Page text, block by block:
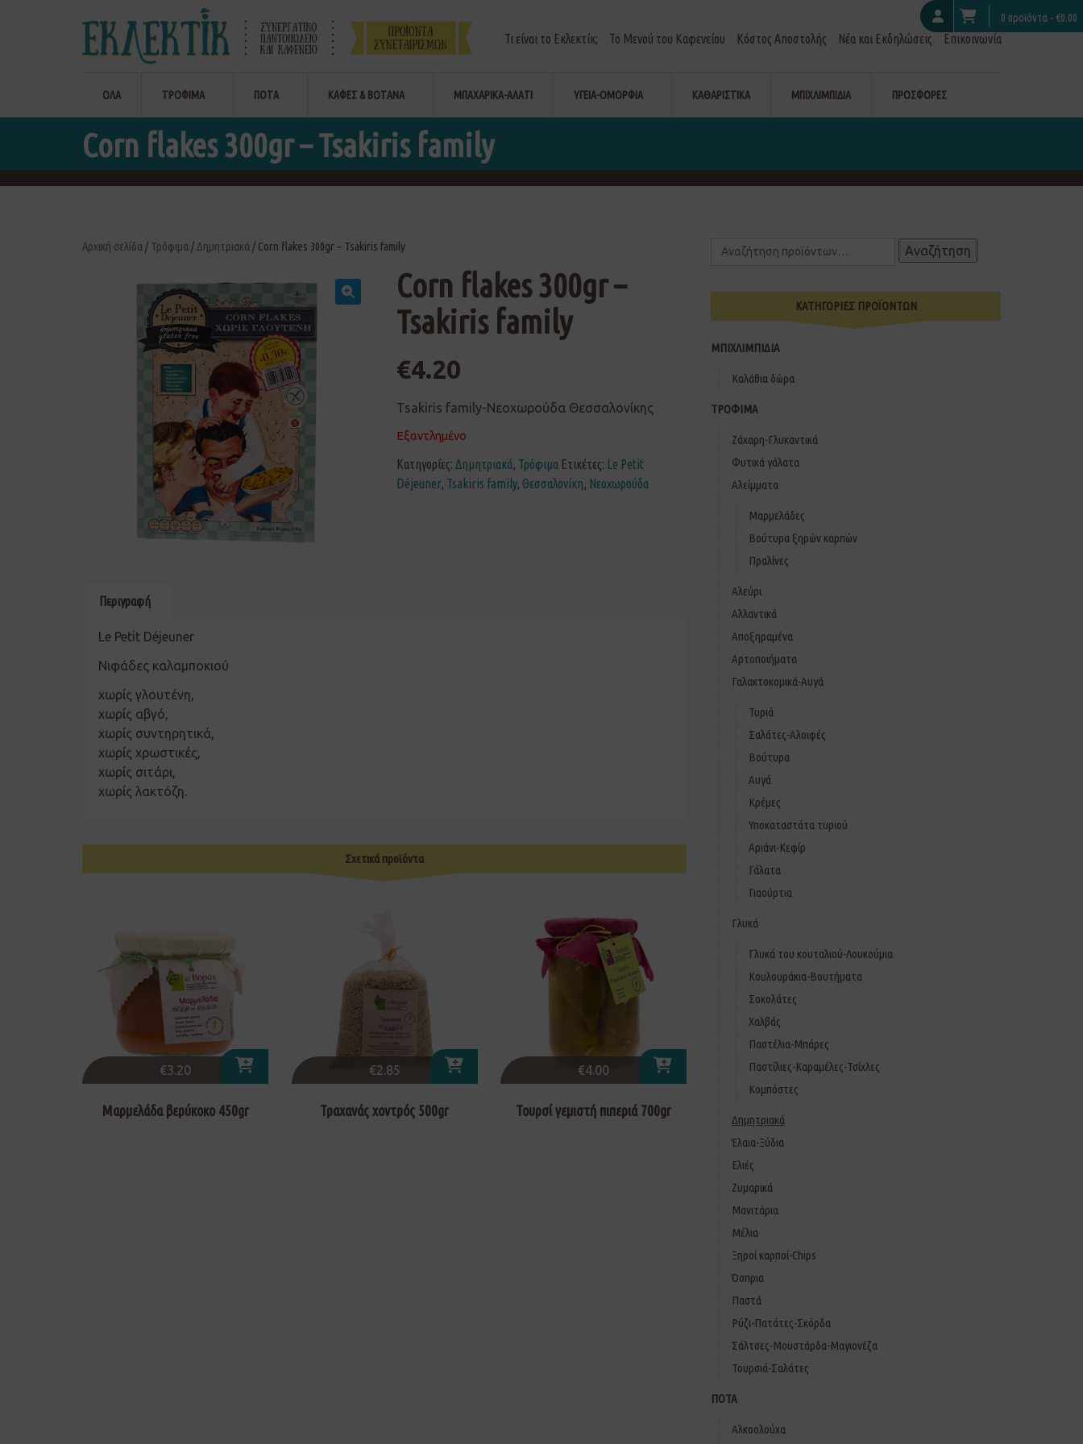
0 προϊόντα - €0.00
Τι είναι το Εκλεκτίκ; Το Μενού του Καφενείου Κόστος Αποστολής Νέα και Εκδηλώσεις Επικοινωνία
ΟΛΑ ΤΡΟΦΙΜΑ ΠΟΤΑ ΚΑΦΕΣ & ΒΟΤΑΝΑ ΜΠΑΧΑΡΙΚΑ-ΑΛΑΤΙ ΥΓΕΙΑ-ΟΜΟΡΦΙΑ ΚΑΘΑΡΙΣΤΙΚΑ ΜΠΙΧΛΙΜΠΙΔΙΑ ΠΡΟΣΦΟΡΕΣ
Corn flakes 300gr – Tsakiris family
Αρχική σελίδα / Τρόφιμα / Δημητριακά / Corn flakes 300gr – Tsakiris family
Corn flakes 300gr –
Tsakiris family
€4.20
Tsakiris family-Νεοχωρούδα Θεσσαλονίκης
Εξαντλημένο
Κατηγορίες: Δημητριακά, Τρόφιμα Ετικέτες: Le Petit
Déjeuner, Tsakiris family, Θεσσαλονίκη, Νεοχωρούδα
Περιγραφή
Le Petit Déjeuner
Νιφάδες καλαμποκιού
χωρίς γλουτένη,
χωρίς αβγό,
χωρίς συντηρητικά,
χωρίς χρωστικές,
χωρίς σιτάρι,
χωρίς λακτόζη.
Σχετικά προϊόντα
€3.20
Μαρμελάδα βερύκοκο 450gr
€2.85
Τραχανάς χοντρός 500gr
€4.00
Τουρσί γεμιστή πιπεριά 700gr
Αναζήτηση
ΚΑΤΗΓΟΡΙΕΣ ΠΡΟΪΟΝΤΩΝ
ΜΠΙΧΛΙΜΠΙΔΙΑ
Καλάθια δώρα
ΤΡΟΦΙΜΑ
Ζάχαρη-Γλυκαντικά
Φυτικά γάλατα
Αλείμματα
Μαρμελάδες
Βούτυρα ξηρών καρπών
Πραλίνες
Αλεύρι
Αλλαντικά
Αποξηραμένα
Αρτοποιήματα
Γαλακτοκομικά-Αυγά
Τυριά
Σαλάτες-Αλοιφές
Βούτυρα
Αυγά
Κρέμες
Υποκαταστάτα τυριού
Αριάνι-Κεφίρ
Γάλατα
Γιαούρτια
Γλυκά
Γλυκά του κουταλιού-Λουκούμια
Κουλουράκια-Βουτήματα
Σοκολάτες
Χαλβάς
Παστέλια-Μπάρες
Παστίλιες-Καραμέλες-Τσίχλες
Κομπόστες
Δημητριακά
Έλαια-Ξύδια
Ελιές
Ζυμαρικά
Μανιτάρια
Μέλια
Ξηροί καρποί-Chips
Όσπρια
Παστά
Ρύζι-Πατάτες-Σκόρδα
Σάλτσες-Μουστάρδα-Μαγιονέζα
Τουρσιά-Σαλάτες
ΠΟΤΑ
Αλκοολούχα